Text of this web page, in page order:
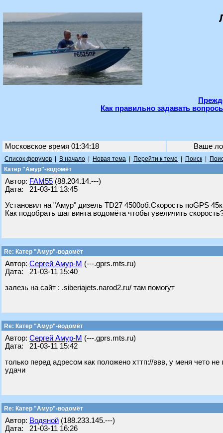
Как правильно задавать
Московское время 01:34:18 Ваше
Список форумов В начало Новая тема Перейти к теме Поиск
Катер "Амур"-водомёт
Автор: FAM55 (88.204.14.---)
Дата: 21-03-11 13:45
Установил на "Амур" дизель TD27 4500об.Скорость поGPS
Как подобрать шаг винта водомёта чтобы увеличить
Re: Катер "Амур"-водомёт
Автор: Сергей Амур-М (---.gprs.mts.ru)
Дата: 21-03-11 15:40
залезь на сайт : .siberiajets.narod2.ru/ там помогут
Re: Катер "Амур"-водомёт
Автор: Сергей Амур-М (---.gprs.mts.ru)
Дата: 21-03-11 15:42
только перед адресом как положено хттп://ввв, у меня чето
удачи
Re: Катер "Амур"-водомёт
Автор: Водяной (188.233.145.---)
Дата: 21-03-11 16:26